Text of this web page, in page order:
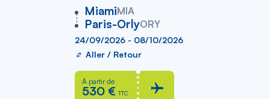
MiamiMIA
vers
Paris-OrlyORY
24/09/2026 - 08/10/2026
Aller / Retour
À partir de
530 € TTC